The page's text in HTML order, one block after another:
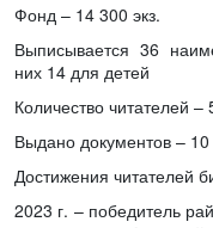
Фонд – 14 300 экз.
Выписывается 36
них 14 для детей
Количество читателей –
Выдано документов – 10
Достижения читателей
2023 г. – победитель